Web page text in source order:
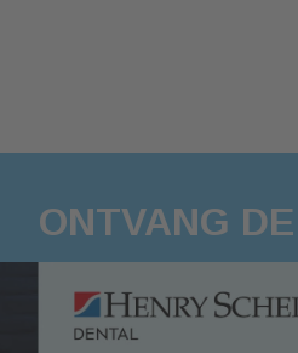
ONTVANG